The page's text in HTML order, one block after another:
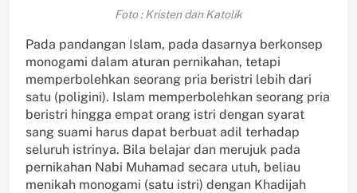
Foto : Kristen dan Katolik
Pada pandangan Islam, pada dasarnya berkonsep
monogami dalam aturan pernikahan, tetapi
memperbolehkan seorang pria beristri lebih dari
satu (poligini). Islam memperbolehkan seorang pria
beristri hingga empat orang istri dengan syarat
sang suami harus dapat berbuat adil terhadap
seluruh istrinya. Bila belajar dan merujuk pada
pernikahan Nabi Muhamad secara utuh, beliau
menikah monogami (satu istri) dengan Khadijah